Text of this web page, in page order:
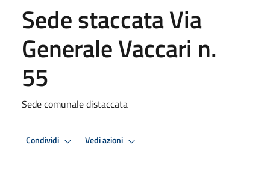
Sede staccata Via
Generale Vaccari n.
55
Sede comunale distaccata
Condividi Vedi azioni